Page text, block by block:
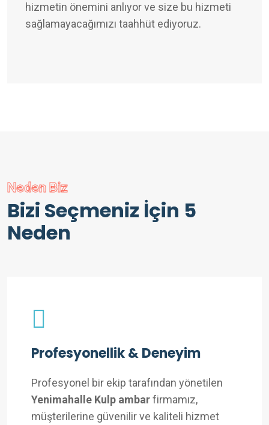
hizmetin önemini anlıyor ve size bu hizmeti
sağlamayacağımızı taahhüt ediyoruz.
Neden Biz
Bizi Seçmeniz İçin 5
Neden
Profesyonellik & Deneyim
Profesyonel bir ekip tarafından yönetilen
Yenimahalle Kulp ambarfirmamız,
müşterilerine güvenilir ve kaliteli hizmet